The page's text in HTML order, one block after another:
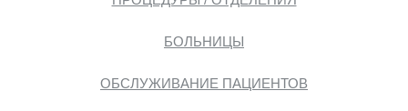
БОЛЬНИЦЫ
ОБСЛУЖИВАНИЕ ПАЦИЕНТОВ